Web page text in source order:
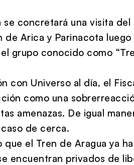
se concretará una visita
de Arica y Parinacota
grupo conocido como
con Universo al día, el
como una
amenazas. De igual
de cerca.
el Tren de Aragua ya
encuentran privados de